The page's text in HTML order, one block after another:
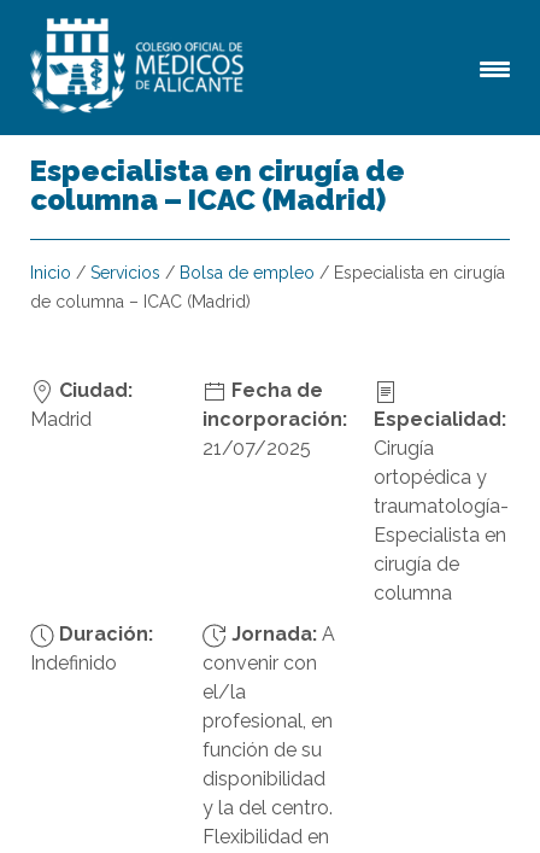
Especialista en cirugía de
columna – ICAC (Madrid)
Inicio / Servicios / Bolsa de empleo / Especialista en cirugía
de columna – ICAC (Madrid)
Ciudad:
Madrid
Fecha de
incorporación:
21/07/2025
Especialidad:
Cirugía
ortopédica y
traumatología-
Especialista en
cirugía de
columna
Duración:
Indefinido
Jornada: A
convenir con
el/la
profesional, en
función de su
disponibilidad
y la del centro.
Flexibilidad en